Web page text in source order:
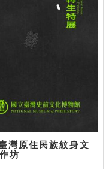
灣原住民族紋身文
坊